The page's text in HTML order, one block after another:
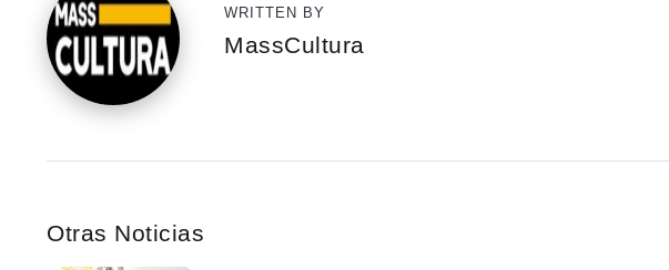
WRITTEN BY
MassCultura
Otras Noticias